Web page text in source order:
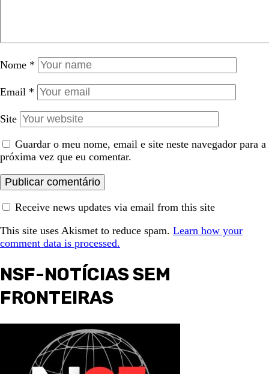
Nome *
Email *
Site
Guardar o meu nome, email e site neste navegador para a
próxima vez que eu comentar.
Receive news updates via email from this site
This site uses Akismet to reduce spam. Learn how your
comment data is processed.
NSF-NOTÍCIAS SEM
FRONTEIRAS